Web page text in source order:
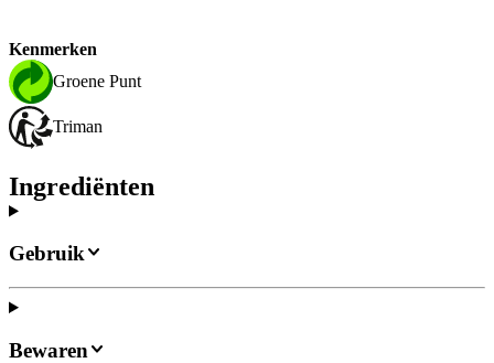
Kenmerken
Groene Punt
Triman
Ingrediënten
Gebruik
Bewaren